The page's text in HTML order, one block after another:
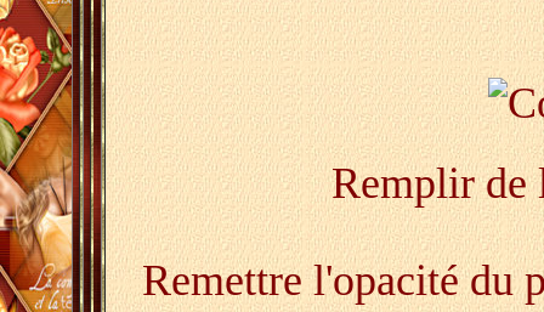
Remplir de
Remettre l'opacité du